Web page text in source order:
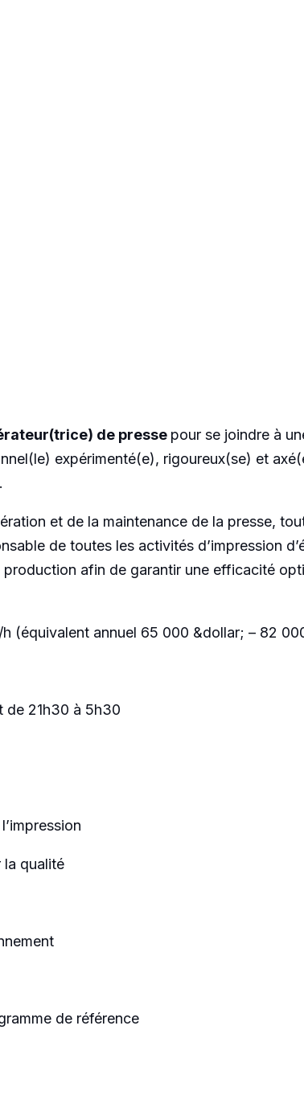
de presse pour se joindre à
expérimenté(e), rigoureux(se) et
et de la maintenance de la presse,
de toutes les activités d’impression
afin de garantir une efficacité
(équivalent annuel 65 000 &dollar; – 82
de 21h30 à 5h30
la qualité
de référence